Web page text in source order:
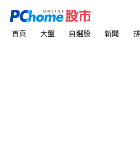
首頁 大盤 自選股 新聞